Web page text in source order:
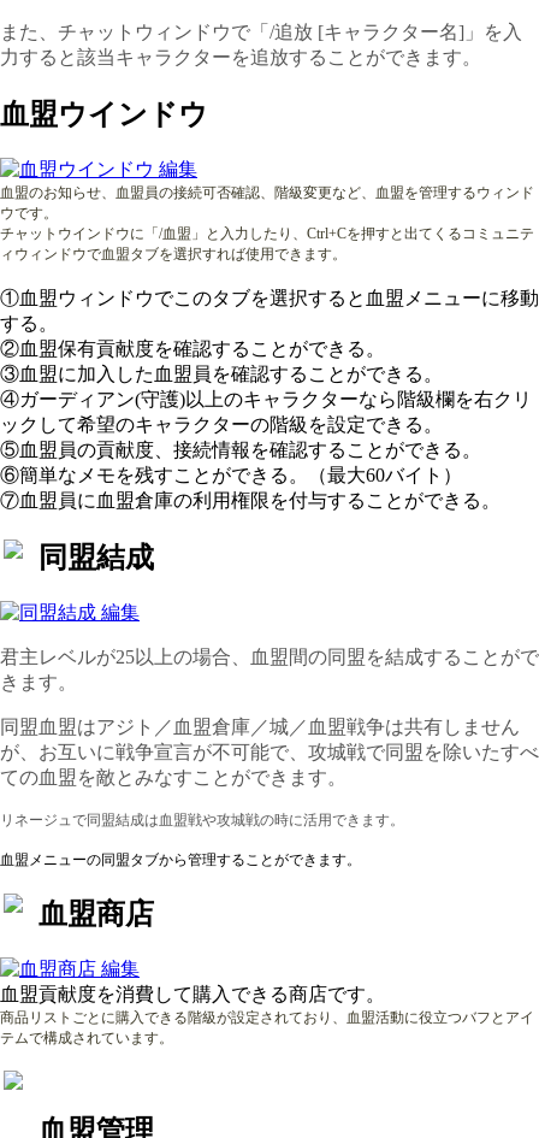
また、チャットウィンドウで「/追放 [キャラクター名]」を入
力すると該当キャラクターを追放することができます。
血盟ウインドウ
血盟のお知らせ、血盟員の接続可否確認、階級変更など、血盟を管理するウィンド
ウです。
チャットウインドウに「/血盟」と入力したり、Ctrl+Cを押すと出てくるコミュニテ
ィウィンドウで血盟タブを選択すれば使用できます。
①血盟ウィンドウでこのタブを選択すると血盟メニューに移動
する。
②血盟保有貢献度を確認することができる。
③血盟に加入した血盟員を確認することができる。
④ガーディアン(守護)以上のキャラクターなら階級欄を右クリ
ックして希望のキャラクターの階級を設定できる。
⑤血盟員の貢献度、接続情報を確認することができる。
⑥簡単なメモを残すことができる。（最大60バイト）
⑦血盟員に血盟倉庫の利用権限を付与することができる。
同盟結成
君主レベルが25以上の場合、血盟間の同盟を結成することがで
きます。
同盟血盟はアジト／血盟倉庫／城／血盟戦争は共有しません
が、お互いに戦争宣言が不可能で、攻城戦で同盟を除いたすべ
ての血盟を敵とみなすことができます。
リネージュで同盟結成は血盟戦や攻城戦の時に活用できます。
血盟メニューの同盟タブから管理することができます。
血盟商店
血盟貢献度を消費して購入できる商店です。
商品リストごとに購入できる階級が設定されており、血盟活動に役立つバフとアイ
テムで構成されています。
血盟管理